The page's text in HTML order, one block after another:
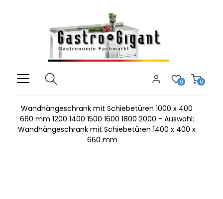
0
0
Wandhängeschrank mit Schiebetüren 1000 x 400
660 mm 1200 1400 1500 1600 1800 2000 - Auswahl:
Wandhängeschrank mit Schiebetüren 1400 x 400 x
660 mm